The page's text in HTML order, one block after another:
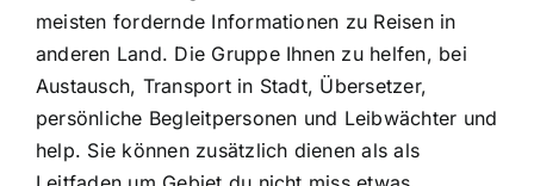
meisten fordernde Informationen zu Reisen in
anderen Land. Die Gruppe Ihnen zu helfen, bei
Austausch, Transport in Stadt, Übersetzer,
persönliche Begleitpersonen und Leibwächter und
help. Sie können zusätzlich dienen als als